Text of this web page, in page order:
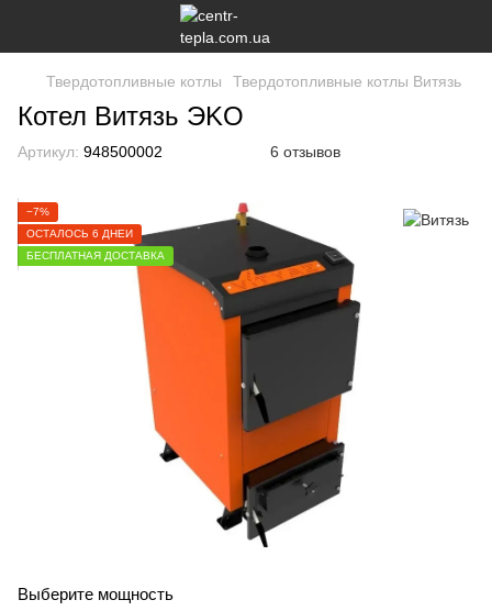
Твердотопливные котлы Твердотопливные котлы Витязь
Котел Витязь ЭKO
Артикул: 948500002 6 отзывов
−7%
ОСТАЛОСЬ 6 ДНЕЙ
БЕСПЛАТНАЯ ДОСТАВКА
Выберите мощность